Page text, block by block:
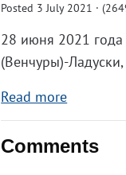
Posted 3 July 2021 ·
28 июня 2021 года
(Венчуры)-
Read more
Comments